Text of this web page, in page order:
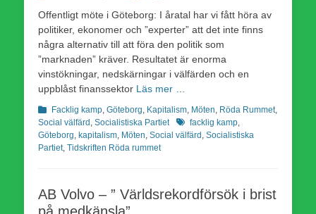
Offentligt möte i Göteborg: I åratal har vi fått höra av
politiker, ekonomer och ”experter” att det inte finns
några alternativ till att föra den politik som
”marknaden” kräver. Resultatet är enorma
vinstökningar, nedskärningar i välfärden och en
uppblåst finanssektor Läs mer …
Kategorier
Facklig kamp Göteborg Kapitalism Möten Röda Rummet,
Social välfärd Socialistiska Partiet Etiketter
facklig kamp
Göteborg kapitalism Möten Social välfärd Socialistiska
Partiet, Tidskriften Röda rummet
AB Volvo – ” Världsrekordförsök i brist
på medkänsla”